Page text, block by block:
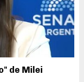
de Milei